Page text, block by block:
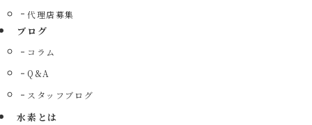
代理店募集
ブログ
コラム
Q&A
スタッフブログ
水素とは